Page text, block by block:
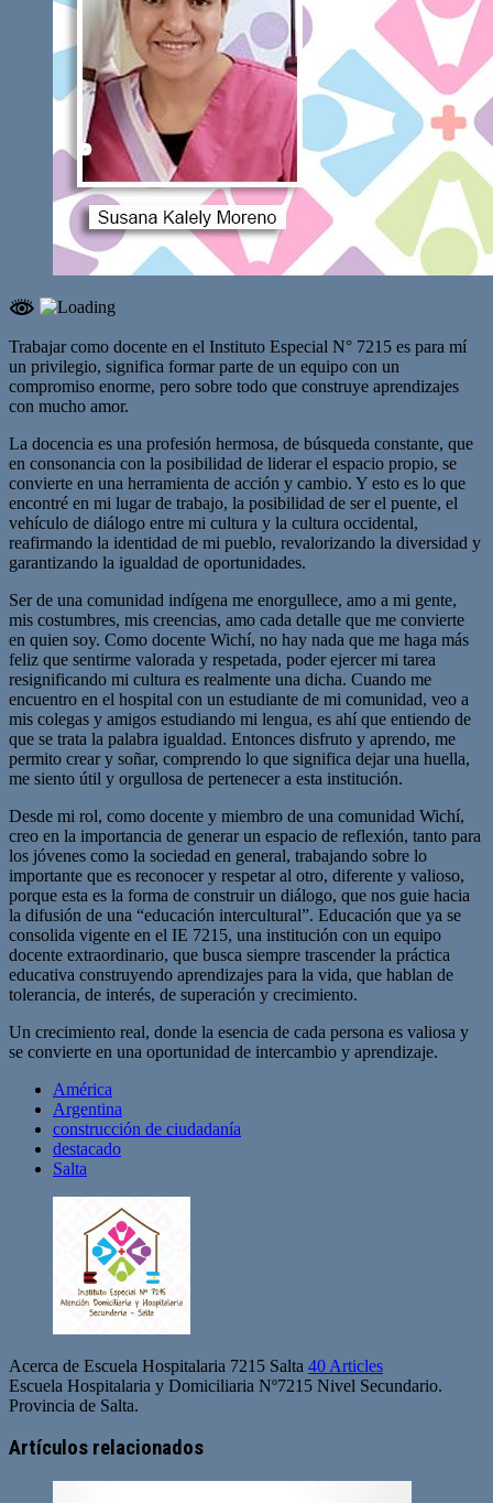
Trabajar como docente en el Instituto Especial N° 7215 es para mí
un privilegio, significa formar parte de un equipo con un
compromiso enorme, pero sobre todo que construye aprendizajes
con mucho amor.
La docencia es una profesión hermosa, de búsqueda constante, que
en consonancia con la posibilidad de liderar el espacio propio, se
convierte en una herramienta de acción y cambio. Y esto es lo que
encontré en mi lugar de trabajo, la posibilidad de ser el puente, el
vehículo de diálogo entre mi cultura y la cultura occidental,
reafirmando la identidad de mi pueblo, revalorizando la diversidad y
garantizando la igualdad de oportunidades.
Ser de una comunidad indígena me enorgullece, amo a mi gente,
mis costumbres, mis creencias, amo cada detalle que me convierte
en quien soy. Como docente Wichí, no hay nada que me haga más
feliz que sentirme valorada y respetada, poder ejercer mi tarea
resignificando mi cultura es realmente una dicha. Cuando me
encuentro en el hospital con un estudiante de mi comunidad, veo a
mis colegas y amigos estudiando mi lengua, es ahí que entiendo de
que se trata la palabra igualdad. Entonces disfruto y aprendo, me
permito crear y soñar, comprendo lo que significa dejar una huella,
me siento útil y orgullosa de pertenecer a esta institución.
Desde mi rol, como docente y miembro de una comunidad Wichí,
creo en la importancia de generar un espacio de reflexión, tanto para
los jóvenes como la sociedad en general, trabajando sobre lo
importante que es reconocer y respetar al otro, diferente y valioso,
porque esta es la forma de construir un diálogo, que nos guie hacia
la difusión de una “educación intercultural”. Educación que ya se
consolida vigente en el IE 7215, una institución con un equipo
docente extraordinario, que busca siempre trascender la práctica
educativa construyendo aprendizajes para la vida, que hablan de
tolerancia, de interés, de superación y crecimiento.
Un crecimiento real, donde la esencia de cada persona es valiosa y
se convierte en una oportunidad de intercambio y aprendizaje.
América
Argentina
construcción de ciudadanía
destacado
Salta
Acerca de Escuela Hospitalaria 7215 Salta 40 Articles
Escuela Hospitalaria y Domiciliaria Nº7215 Nivel Secundario.
Provincia de Salta.
Artículos relacionados